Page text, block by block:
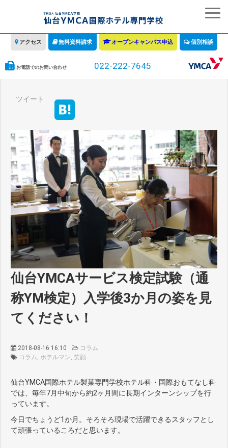
アクセス 無料資料請求 オープンキャンパス申込 個別相談
お電話でのお問い合わせ 022-222-7645
みなさまへ
情報公開
募集要項・学費・入学ガイド
ツイート
仙台YMCAサービス検定試験（通
称YM検定）入学後3か月の姿を見
てください！
2018-08-16 16:10
コラム
コラム ホテルマン 笑顔
仙台YMCA国際ホテル製菓専門学校ホテル科・国際おもてなし科
では、毎年7月中旬から約2ヶ月間に長期インターンシップを行
っています。
今日でちょうど1か月。そろそろ現場で活躍できるスタッフとし
て頑張っているころだと思います。